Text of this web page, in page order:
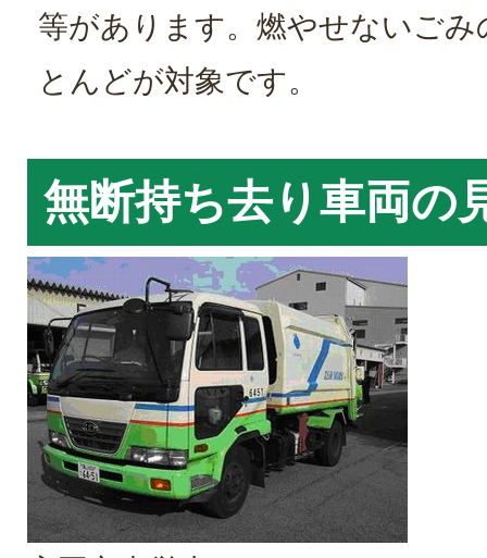
等があります。燃やせないご
とんどが対象です。
無断持ち去り車両の